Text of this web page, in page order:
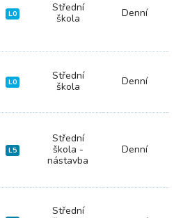
L0
Střední
škola
Denní
L0
Střední
škola
Denní
L5
Střední
škola -
nástavba
Denní
Střední